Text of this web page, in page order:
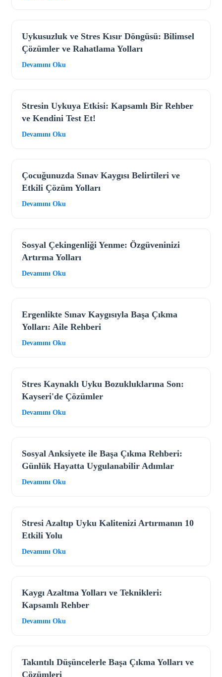
Uykusuzluk ve Stres Kısır Döngüsü: Bilimsel
Çözümler ve Rahatlama Yolları
Devamını Oku
Stresin Uykuya Etkisi: Kapsamlı Bir Rehber
ve Kendini Test Et!
Devamını Oku
Çocuğunuzda Sınav Kaygısı Belirtileri ve
Etkili Çözüm Yolları
Devamını Oku
Sosyal Çekingenliği Yenme: Özgüveninizi
Artırma Yolları
Devamını Oku
Ergenlikte Sınav Kaygısıyla Başa Çıkma
Yolları: Aile Rehberi
Devamını Oku
Stres Kaynaklı Uyku Bozukluklarına Son:
Kayseri'de Çözümler
Devamını Oku
Sosyal Anksiyete ile Başa Çıkma Rehberi:
Günlük Hayatta Uygulanabilir Adımlar
Devamını Oku
Stresi Azaltıp Uyku Kalitenizi Artırmanın 10
Etkili Yolu
Devamını Oku
Kaygı Azaltma Yolları ve Teknikleri:
Kapsamlı Rehber
Devamını Oku
Takıntılı Düşüncelerle Başa Çıkma Yolları ve
Çözümleri